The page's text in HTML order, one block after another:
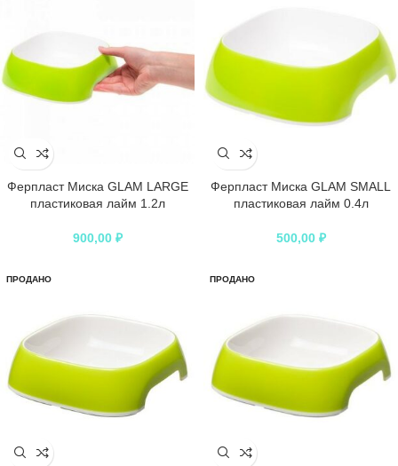
Ферпласт Миска GLAM LARGE
пластиковая лайм 1.2л
900,00 ₽
Ферпласт Миска GLAM SMALL
пластиковая лайм 0.4л
500,00 ₽
ПРОДАНО ПРОДАНО